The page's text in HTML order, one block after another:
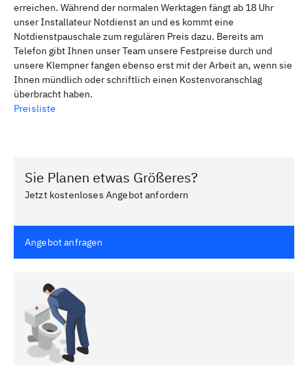
erreichen. Während der normalen Werktagen fängt ab 18 Uhr
unser Installateur Notdienst an und es kommt eine
Notdienstpauschale zum regulären Preis dazu. Bereits am
Telefon gibt Ihnen unser Team unsere Festpreise durch und
unsere Klempner fangen ebenso erst mit der Arbeit an, wenn sie
Ihnen mündlich oder schriftlich einen Kostenvoranschlag
überbracht haben.
Preisliste
Sie Planen etwas Größeres?
Jetzt kostenloses Angebot anfordern
Angebot anfragen